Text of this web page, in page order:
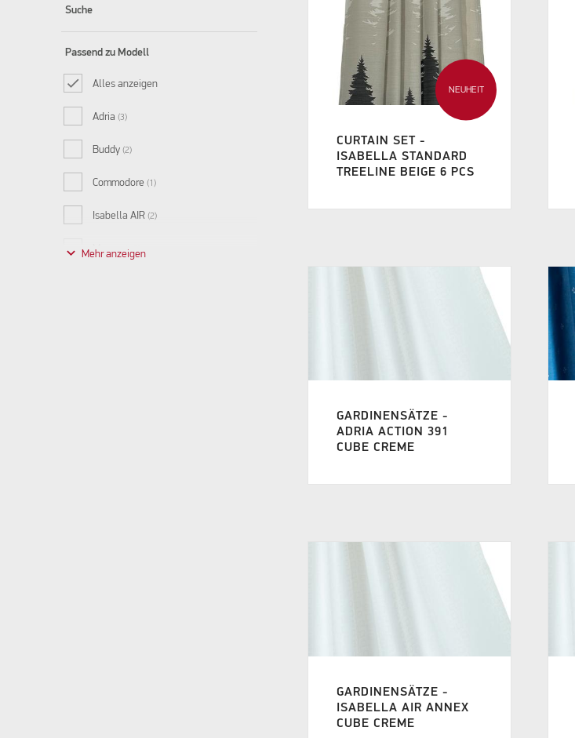
NEUHEIT
CURTAIN SET -
ISABELLA STANDARD
TREELINE BEIGE 6 PCS
GARDINENSÄTZE -
ADRIA ACTION 391
CUBE CREME
GARDINENSÄTZE -
ISABELLA AIR ANNEX
CUBE CREME
Suche
Passend zu Modell
Alles anzeigen
Adria(3)
Buddy(2)
Commodore(1)
Isabella AIR(2)
Moment
keyboard_arrow_down